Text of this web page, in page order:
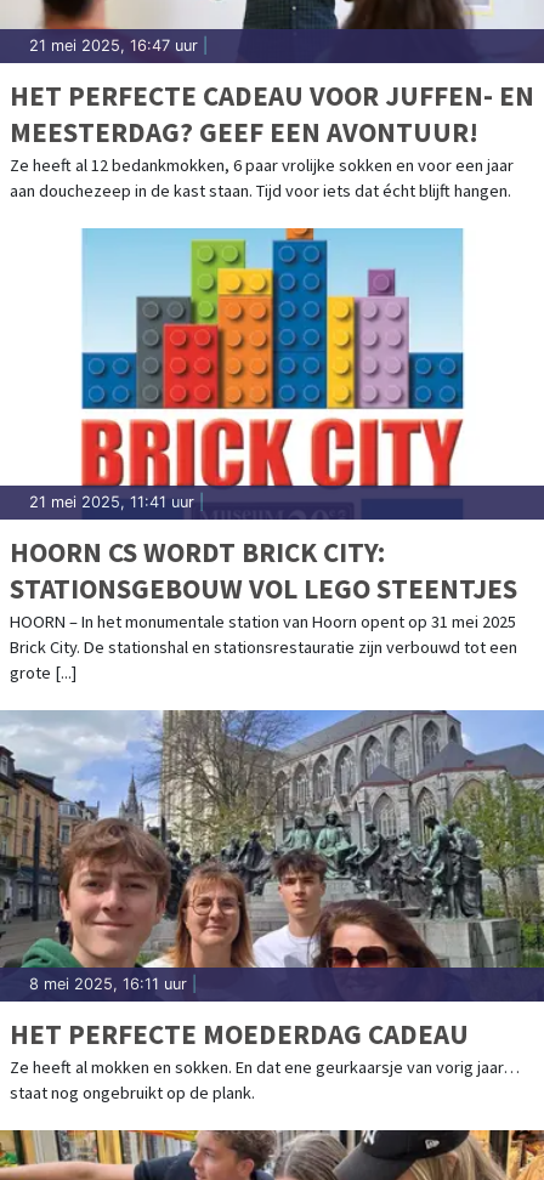
21 mei 2025, 16:47 uur
HET PERFECTE CADEAU VOOR JUFFEN- EN
MEESTERDAG? GEEF EEN AVONTUUR!
Ze heeft al 12 bedankmokken, 6 paar vrolijke sokken en voor een jaar
aan douchezeep in de kast staan. Tijd voor iets dat écht blijft hangen.
21 mei 2025, 11:41 uur
HOORN CS WORDT BRICK CITY:
STATIONSGEBOUW VOL LEGO STEENTJES
HOORN – In het monumentale station van Hoorn opent op 31 mei 2025
Brick City. De stationshal en stationsrestauratie zijn verbouwd tot een
grote [...]
8 mei 2025, 16:11 uur
HET PERFECTE MOEDERDAG CADEAU
Ze heeft al mokken en sokken. En dat ene geurkaarsje van vorig jaar…
staat nog ongebruikt op de plank.